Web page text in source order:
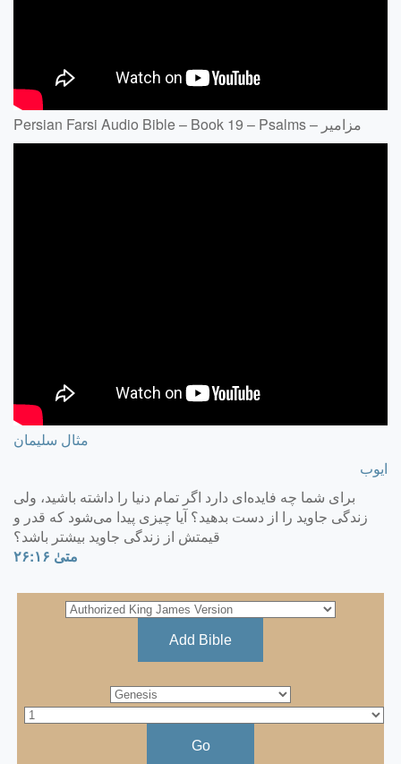
Persian Farsi Audio Bible – Book 19 – Psalms – مزامير
مثال سليمان
ايوب
برای شما چه فايده‌ای دارد اگر تمام دنيا را داشته باشيد، ولی
زندگی جاويد را از دست بدهيد؟ آيا چيزی پيدا می‌شود كه قدر و
قيمتش از زندگی جاويد بيشتر باشد؟
متی‌ٰ ۱۶:‏۲۶
Add Bible
Go